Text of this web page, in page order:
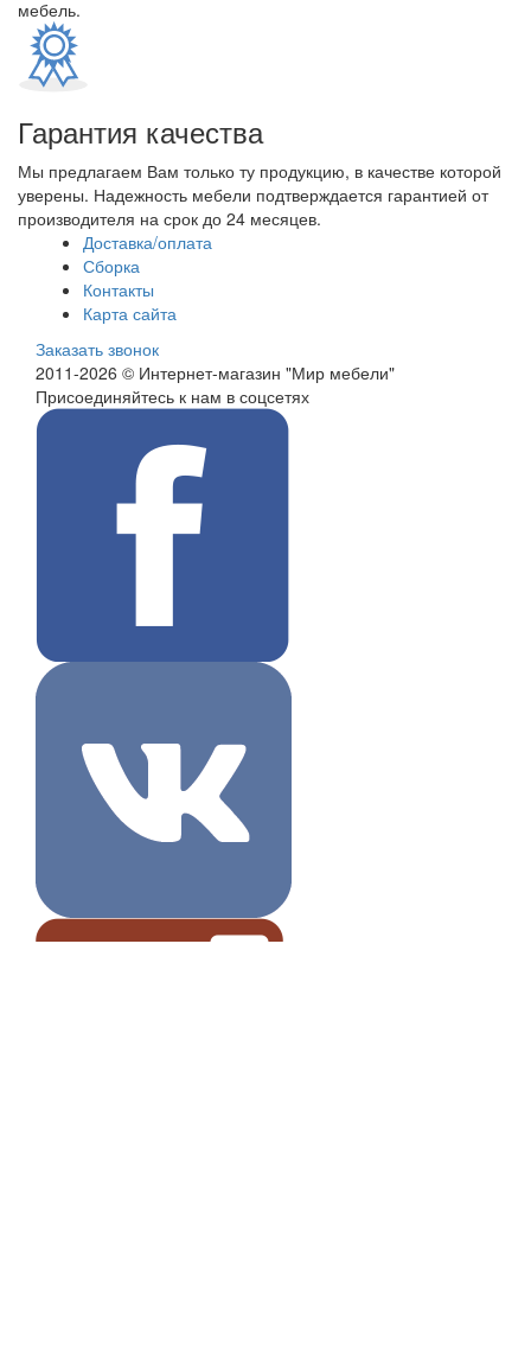
мебель.
Гарантия качества
Мы предлагаем Вам только ту продукцию, в качестве которой
уверены. Надежность мебели подтверждается гарантией от
производителя на срок до 24 месяцев.
Доставка/оплата
Сборка
Контакты
Карта сайта
Заказать звонок
2011-2026 © Интернет-магазин "Мир мебели"
Присоединяйтесь к нам в соцсетях